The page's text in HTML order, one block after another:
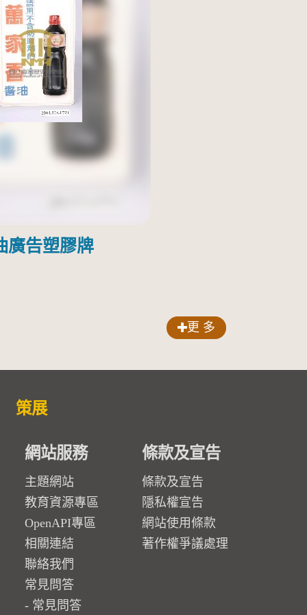
廣告塑膠牌
更 多
策展
網站服務
主題網站
教育資源專區
OpenAPI專區
相關連結
聯絡我們
常見問答
常見問答
條款及宣告
條款及宣告
隱私權宣告
網站使用條款
著作權爭議處理